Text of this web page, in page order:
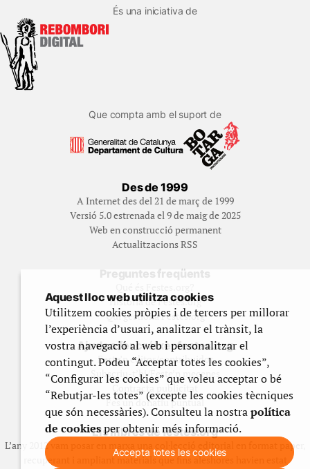
És una iniciativa de
Que compta amb el suport de
Des de 1999
A Internet des del 21 de març de 1999
Versió 5.0 estrenada el 9 de maig de 2025
Web en construcció permanent
Actualitzacions RSS
Preguntes freqüents
Història de Festes.org
Qui gestiona Festes.org
Ajuda a fer créixer festes.org
Feste’n editor/contribuidor
Subscriu-t’hi/Feste’n mecenes
Contracta publicitat
Fes un donatiu puntual
Els llibres de festes.org
L’any 2012 vam posar en marxa una col·lecció editorial en format paper,
recuperant i ampliant materials que fins aleshores havien estat
Aquest lloc web utilitza cookies
Utilitzem cookies pròpies i de tercers per millorar
l’experiència d’usuari, analitzar el trànsit, la
vostra navegació al web i personalitzar el
contingut. Podeu “Acceptar totes les cookies”,
“Configurar les cookies” que voleu acceptar o bé
“Rebutjar-les totes” (excepte les cookies tècniques
que són necessàries). Consulteu la nostrapolítica
de cookiesper obtenir més informació.
Accepta totes les cookies